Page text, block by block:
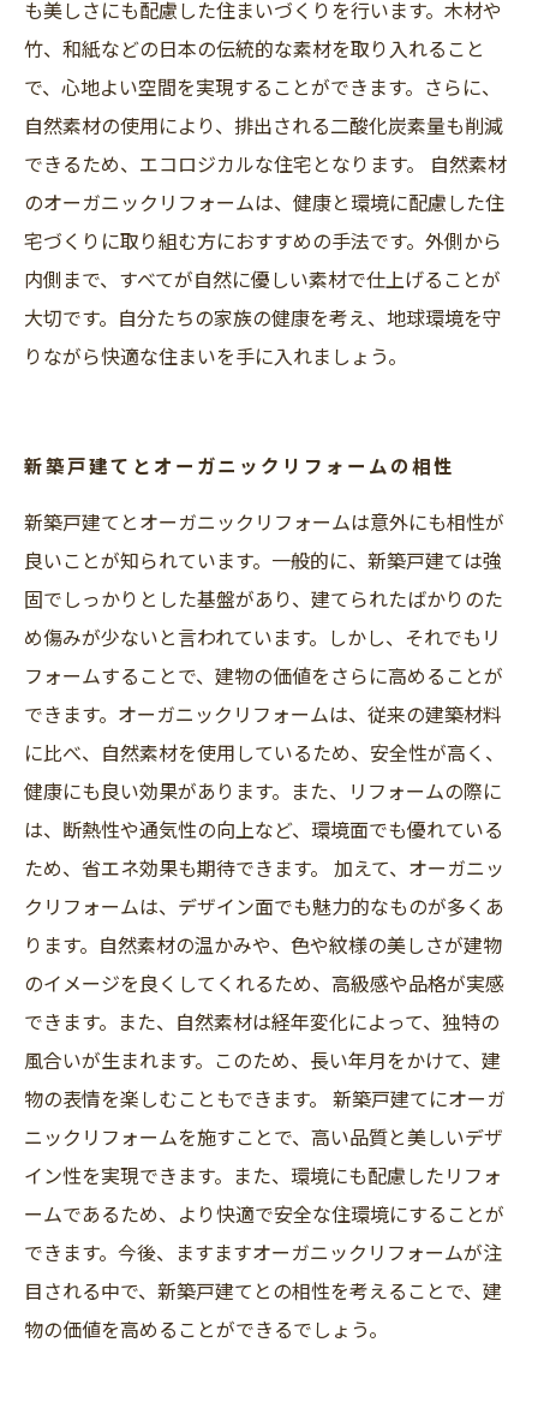
も美しさにも配慮した住まいづくりを行います。木材や
竹、和紙などの日本の伝統的な素材を取り入れること
で、心地よい空間を実現することができます。さらに、
自然素材の使用により、排出される二酸化炭素量も削減
できるため、エコロジカルな住宅となります。 自然素材
のオーガニックリフォームは、健康と環境に配慮した住
宅づくりに取り組む方におすすめの手法です。外側から
内側まで、すべてが自然に優しい素材で仕上げることが
大切です。自分たちの家族の健康を考え、地球環境を守
りながら快適な住まいを手に入れましょう。
新築戸建てとオーガニックリフォームの相性
新築戸建てとオーガニックリフォームは意外にも相性が
良いことが知られています。一般的に、新築戸建ては強
固でしっかりとした基盤があり、建てられたばかりのた
め傷みが少ないと言われています。しかし、それでもリ
フォームすることで、建物の価値をさらに高めることが
できます。オーガニックリフォームは、従来の建築材料
に比べ、自然素材を使用しているため、安全性が高く、
健康にも良い効果があります。また、リフォームの際に
は、断熱性や通気性の向上など、環境面でも優れている
ため、省エネ効果も期待できます。 加えて、オーガニッ
クリフォームは、デザイン面でも魅力的なものが多くあ
ります。自然素材の温かみや、色や紋様の美しさが建物
のイメージを良くしてくれるため、高級感や品格が実感
できます。また、自然素材は経年変化によって、独特の
風合いが生まれます。このため、長い年月をかけて、建
物の表情を楽しむこともできます。 新築戸建てにオーガ
ニックリフォームを施すことで、高い品質と美しいデザ
イン性を実現できます。また、環境にも配慮したリフォ
ームであるため、より快適で安全な住環境にすることが
できます。今後、ますますオーガニックリフォームが注
目される中で、新築戸建てとの相性を考えることで、建
物の価値を高めることができるでしょう。